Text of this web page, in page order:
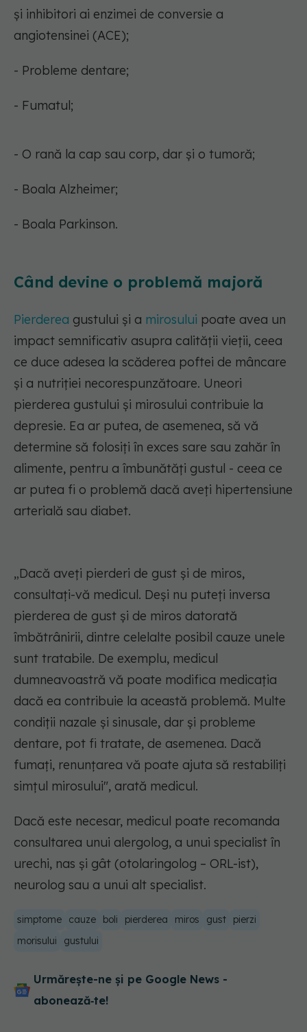
și inhibitori ai enzimei de conversie a
angiotensinei (ACE);
- Probleme dentare;
- Fumatul;
- O rană la cap sau corp, dar și o tumoră;
- Boala Alzheimer;
- Boala Parkinson.
Când devine o problemă majoră
Pierderea gustului și a mirosului poate avea un
impact semnificativ asupra calității vieții, ceea
ce duce adesea la scăderea poftei de mâncare
și a nutriției necorespunzătoare. Uneori
pierderea gustului și mirosului contribuie la
depresie. Ea ar putea, de asemenea, să vă
determine să folosiți în exces sare sau zahăr în
alimente, pentru a îmbunătăți gustul - ceea ce
ar putea fi o problemă dacă aveți hipertensiune
arterială sau diabet.
„Dacă aveți pierderi de gust și de miros,
consultați-vă medicul. Deși nu puteți inversa
pierderea de gust și de miros datorată
îmbătrânirii, dintre celelalte posibil cauze unele
sunt tratabile. De exemplu, medicul
dumneavoastră vă poate modifica medicația
dacă ea contribuie la această problemă. Multe
condiții nazale și sinusale, dar și probleme
dentare, pot fi tratate, de asemenea. Dacă
fumați, renunțarea vă poate ajuta să restabiliți
simțul mirosului", arată medicul.
Dacă este necesar, medicul poate recomanda
consultarea unui alergolog, a unui specialist în
urechi, nas și gât (otolaringolog – ORL-ist),
neurolog sau a unui alt specialist.
simptome cauze boli pierderea miros gust
pierzi
morisului
gustului
Urmărește-ne și pe Google News -
abonează‑te!